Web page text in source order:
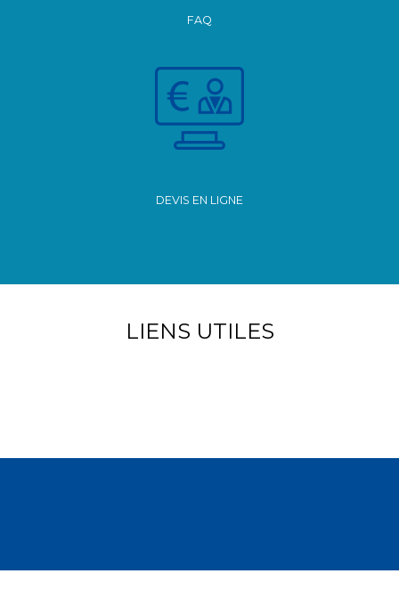
FAQ
DEVIS EN LIGNE
LIENS UTILES